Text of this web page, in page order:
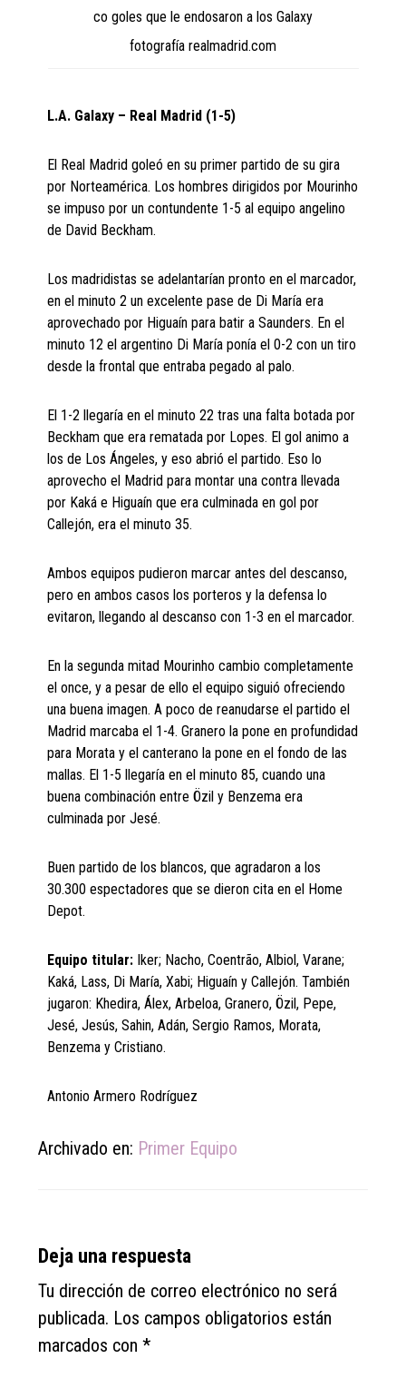
co goles que le endosaron a los Galaxy
fotografía realmadrid.com
L.A. Galaxy – Real Madrid (1-5)
El Real Madrid goleó en su primer partido de su gira
por Norteamérica. Los hombres dirigidos por Mourinho
se impuso por un contundente 1-5 al equipo angelino
de David Beckham.
Los madridistas se adelantarían pronto en el marcador,
en el minuto 2 un excelente pase de Di María era
aprovechado por Higuaín para batir a Saunders. En el
minuto 12 el argentino Di María ponía el 0-2 con un tiro
desde la frontal que entraba pegado al palo.
El 1-2 llegaría en el minuto 22 tras una falta botada por
Beckham que era rematada por Lopes. El gol animo a
los de Los Ángeles, y eso abrió el partido. Eso lo
aprovecho el Madrid para montar una contra llevada
por Kaká e Higuaín que era culminada en gol por
Callejón, era el minuto 35.
Ambos equipos pudieron marcar antes del descanso,
pero en ambos casos los porteros y la defensa lo
evitaron, llegando al descanso con 1-3 en el marcador.
En la segunda mitad Mourinho cambio completamente
el once, y a pesar de ello el equipo siguió ofreciendo
una buena imagen. A poco de reanudarse el partido el
Madrid marcaba el 1-4. Granero la pone en profundidad
para Morata y el canterano la pone en el fondo de las
mallas. El 1-5 llegaría en el minuto 85, cuando una
buena combinación entre Özil y Benzema era
culminada por Jesé.
Buen partido de los blancos, que agradaron a los
30.300 espectadores que se dieron cita en el Home
Depot.
Equipo titular: Iker; Nacho, Coentrão, Albiol, Varane;
Kaká, Lass, Di María, Xabi; Higuaín y Callejón. También
jugaron: Khedira, Álex, Arbeloa, Granero, Özil, Pepe,
Jesé, Jesús, Sahin, Adán, Sergio Ramos, Morata,
Benzema y Cristiano.
Antonio Armero Rodríguez
Archivado en: Primer Equipo
Reader
Interactions
Deja una respuesta
Tu dirección de correo electrónico no será
publicada. Los campos obligatorios están
marcados con*